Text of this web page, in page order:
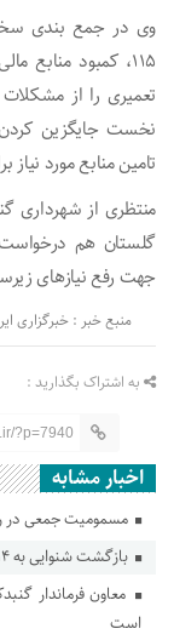
وی در جمع بندی
۱۱۵، کمبود
نخست جایگزین
تامین منابع مورد
منتظری از شهرداری
جهت رفع نیازهای
منبع خبر : خبرگزاری
به اشتراک بگذارید :
?p=7940
اخبار مشابه
مسمومیت جمعی در رامیان با ۲ جان‌باخته/
بازگشت شنوایی به ۱۱۴ نفر با اقدام خیرخواهانه خیرین گلستانی
معاون فرماندار
است